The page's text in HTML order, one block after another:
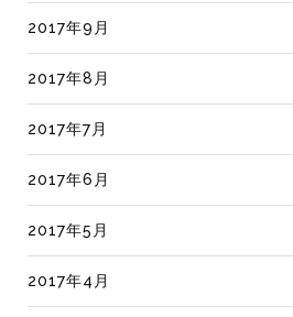
2017年9月
2017年8月
2017年7月
2017年6月
2017年5月
2017年4月